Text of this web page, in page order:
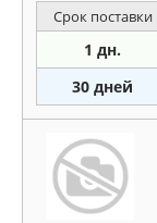
Срок поставки
1 дн.
30 дней